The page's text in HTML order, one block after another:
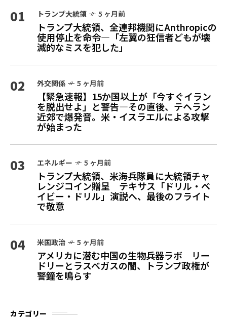
01 トランプ大統領 5 ヶ月前
トランプ大統領、全連邦機関にAnthropicの
使用停止を命令—「左翼の狂信者どもが壊
滅的なミスを犯した」
02 外交関係 5 ヶ月前
【緊急速報】15か国以上が「今すぐイラン
を脱出せよ」と警告—その直後、テヘラン
近郊で爆発音。米・イスラエルによる攻撃
が始まった
03 エネルギー 5 ヶ月前
トランプ大統領、米海兵隊員に大統領チャ
レンジコイン贈呈 テキサス「ドリル・ベ
イビー・ドリル」演説へ、最後のフライト
で敬意
04 米国政治 5 ヶ月前
アメリカに潜む中国の生物兵器ラボ リー
ドリーとラスベガスの闇、トランプ政権が
警鐘を鳴らす
カテゴリー